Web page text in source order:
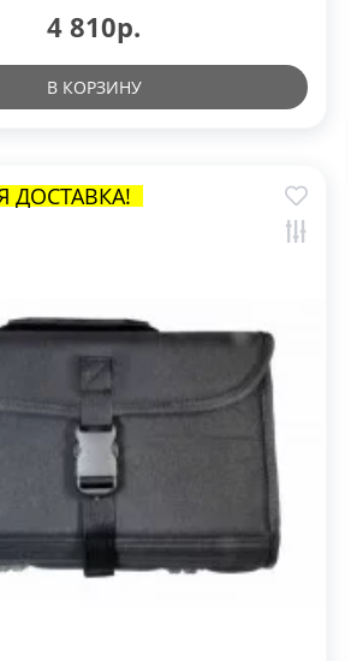
4 810р.
В КОРЗИНУ
ДОСТАВКА!